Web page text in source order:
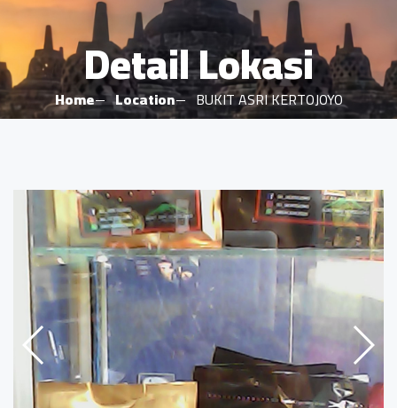
Detail Lokasi
Home Location BUKIT ASRI KERTOJOYO